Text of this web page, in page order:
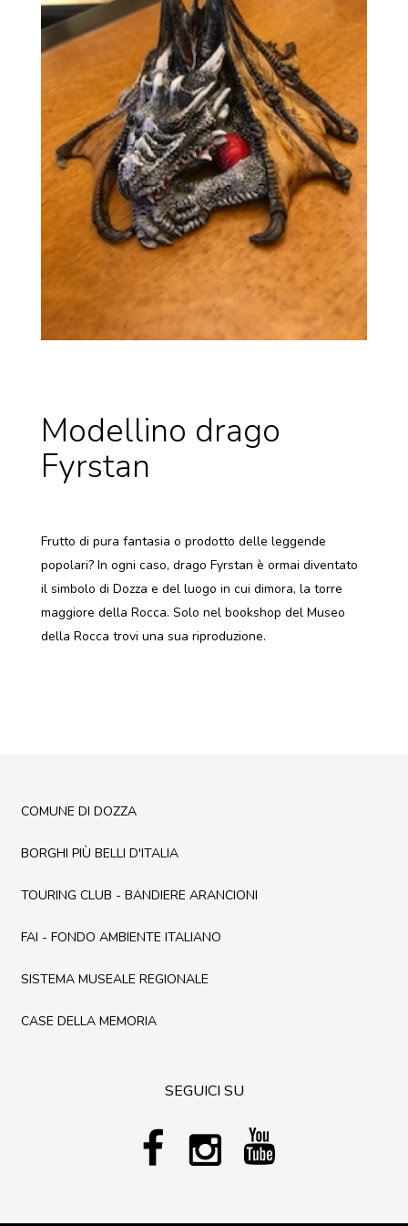
VISITE GUIDATE
LABORATORI
NOLEGGIO SALE E MATRIMONI
EVENTI
EVENTI
ARCHIVIO EVENTI
DOVE MANGIARE
DOVE DORMIRE
ATTRAZIONI
ITINERARI
MURO
FANTASTIKA
Modellino drago
Fyrstan
Frutto di pura fantasia o prodotto delle leggende
popolari? In ogni caso, drago Fyrstan è ormai diventato
il simbolo di Dozza e del luogo in cui dimora, la torre
maggiore della Rocca. Solo nel bookshop del Museo
della Rocca trovi una sua riproduzione.
COMUNE DI DOZZA
BORGHI PIÙ BELLI D'ITALIA
TOURING CLUB - BANDIERE ARANCIONI
FAI - FONDO AMBIENTE ITALIANO
SISTEMA MUSEALE REGIONALE
CASE DELLA MEMORIA
SEGUICI SU